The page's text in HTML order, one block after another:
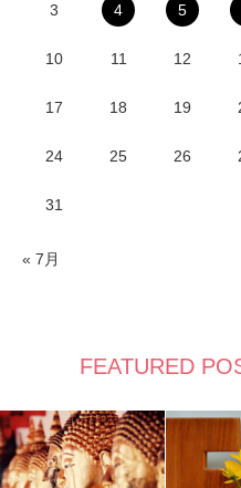
3 4 5
10 11 12
17 18 19
24 25 26
31
« 7月
FEATURED